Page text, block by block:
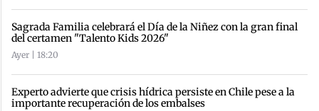
Sagrada Familia celebrará el Día de la Niñez con la gran final
del certamen "Talento Kids 2026"
Ayer | 18:20
Experto advierte que crisis hídrica persiste en Chile pese a la
importante recuperación de los embalses